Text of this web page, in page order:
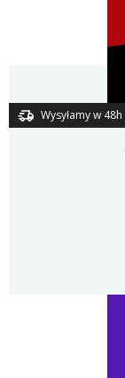
Wysyłamy w 48h